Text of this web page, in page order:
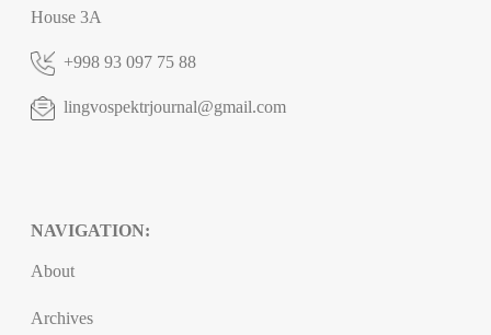
House 3A
+998 93 097 75 88
lingvospektrjournal@gmail.com
NAVIGATION:
About
Archives